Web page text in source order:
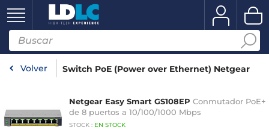
Volver Switch PoE (Power over Ethernet) Netgear
Netgear Easy Smart GS108EP Conmutador PoE+
de 8 puertos a 10/100/1000 Mbps
STOCK : EN STOCK